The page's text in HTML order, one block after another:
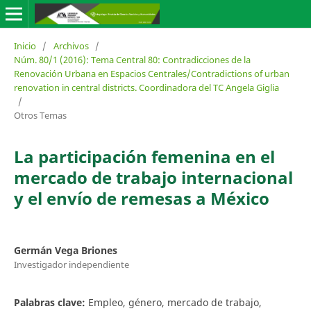
Inicio / Archivos /
Núm. 80/1 (2016): Tema Central 80: Contradicciones de la
Renovación Urbana en Espacios Centrales/Contradictions of urban
renovation in central districts. Coordinadora del TC Angela Giglia
/
Otros Temas
La participación femenina en el
mercado de trabajo internacional
y el envío de remesas a México
Germán Vega Briones
Investigador independiente
Palabras clave: Empleo, género, mercado de trabajo,